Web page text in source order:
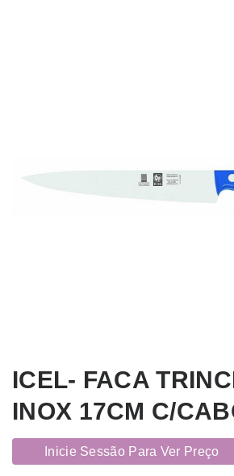
ICEL- FACA
INOX 17CM C/
Inicie Sessão Para Ver Preço